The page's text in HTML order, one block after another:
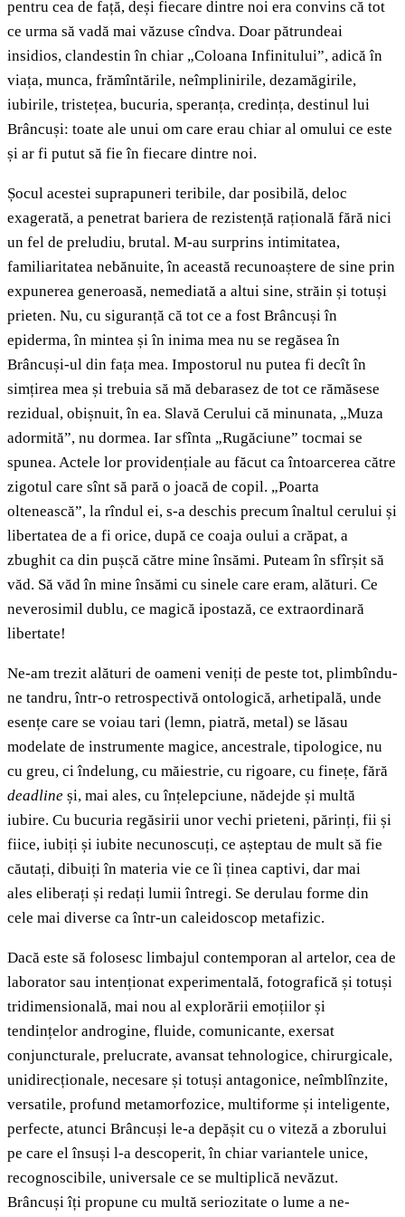
pentru cea de față, deși fiecare dintre noi era convins că tot
ce urma să vadă mai văzuse cîndva. Doar pătrundeai
insidios, clandestin în chiar „Coloana Infinitului”, adică în
viața, munca, frămîntările, neîmplinirile, dezamăgirile,
iubirile, tristețea, bucuria, speranța, credința, destinul lui
Brâncuși: toate ale unui om care erau chiar al omului ce este
și ar fi putut să fie în fiecare dintre noi.
Șocul acestei suprapuneri teribile, dar posibilă, deloc
exagerată, a penetrat bariera de rezistență rațională fără nici
un fel de preludiu, brutal. M-au surprins intimitatea,
familiaritatea nebănuite, în această recunoaștere de sine prin
expunerea generoasă, nemediată a altui sine, străin și totuși
prieten. Nu, cu siguranță că tot ce a fost Brâncuși în
epiderma, în mintea și în inima mea nu se regăsea în
Brâncuși-ul din fața mea. Impostorul nu putea fi decît în
simțirea mea și trebuia să mă debarasez de tot ce rămăsese
rezidual, obișnuit, în ea. Slavă Cerului că minunata, „Muza
adormită”, nu dormea. Iar sfînta „Rugăciune” tocmai se
spunea. Actele lor providențiale au făcut ca întoarcerea către
zigotul care sînt să pară o joacă de copil. „Poarta
oltenească”, la rîndul ei, s-a deschis precum înaltul cerului și
libertatea de a fi orice, după ce coaja oului a crăpat, a
zbughit ca din pușcă către mine însămi. Puteam în sfîrșit să
văd. Să văd în mine însămi cu sinele care eram, alături. Ce
neverosimil dublu, ce magică ipostază, ce extraordinară
libertate!
Ne-am trezit alături de oameni veniți de peste tot, plimbîndu-
ne tandru, într-o retrospectivă ontologică, arhetipală, unde
esențe care se voiau tari (lemn, piatră, metal) se lăsau
modelate de instrumente magice, ancestrale, tipologice, nu
cu greu, ci îndelung, cu măiestrie, cu rigoare, cu finețe, fără
deadline și, mai ales, cu înțelepciune, nădejde și multă
iubire. Cu bucuria regăsirii unor vechi prieteni, părinți, fii și
fiice, iubiți și iubite necunoscuți, ce așteptau de mult să fie
căutați, dibuiți în materia vie ce îi ținea captivi, dar mai
ales eliberați și redați lumii întregi. Se derulau forme din
cele mai diverse ca într-un caleidoscop metafizic.
Dacă este să folosesc limbajul contemporan al artelor, cea de
laborator sau intenționat experimentală, fotografică și totuși
tridimensională, mai nou al explorării emoțiilor și
tendințelor androgine, fluide, comunicante, exersat
conjuncturale, prelucrate, avansat tehnologice, chirurgicale,
unidirecționale, necesare și totuși antagonice, neîmblînzite,
versatile, profund metamorfozice, multiforme și inteligente,
perfecte, atunci Brâncuși le-a depășit cu o viteză a zborului
pe care el însuși l-a descoperit, în chiar variantele unice,
recognoscibile, universale ce se multiplică nevăzut.
Brâncuși îți propune cu multă seriozitate o lume a ne-